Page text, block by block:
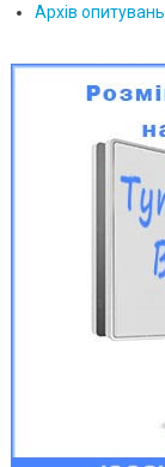
Архів опитувань